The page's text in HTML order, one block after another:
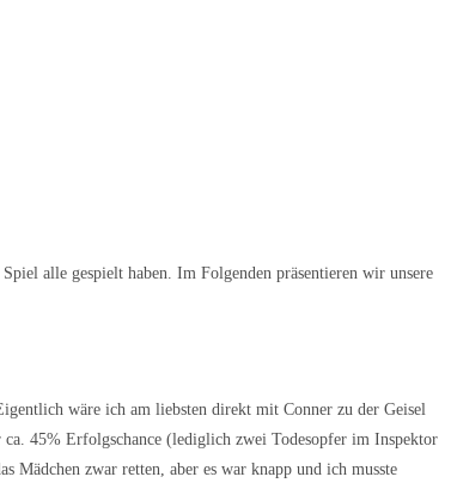
alle gespielt haben. Im Folgenden präsentieren wir unsere
wäre ich am liebsten direkt mit Conner zu der Geisel
45% Erfolgschance (lediglich zwei Todesopfer im Inspektor
Mädchen zwar retten, aber es war knapp und ich musste